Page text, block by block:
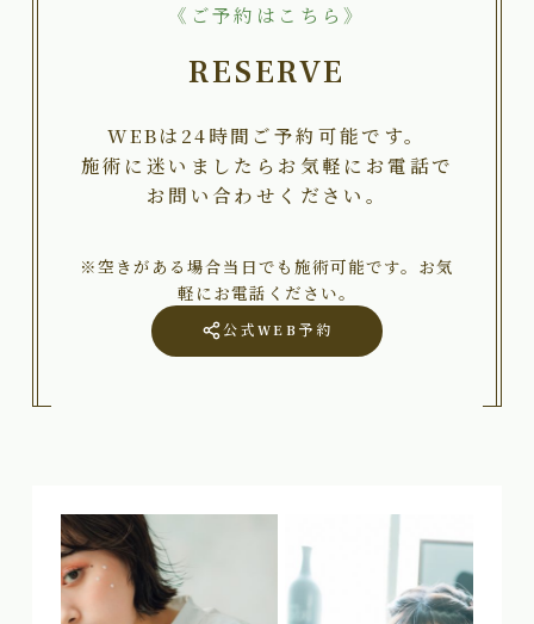
《ご予約はこちら》
RESERVE
WEBは24時間ご予約可能です。
施術に迷いましたらお気軽にお電話で
お問い合わせください。
※空きがある場合当日でも施術可能です。お気
軽にお電話ください。
公式WEB予約